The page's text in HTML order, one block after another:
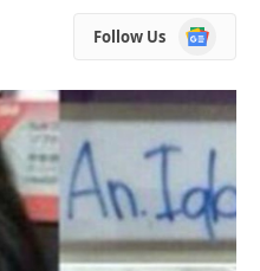
Follow Us
Google
News